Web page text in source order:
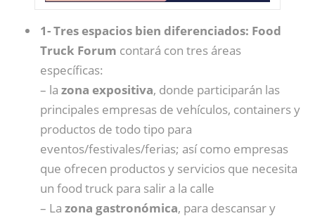
1- Tres espacios bien diferenciados: Food
Truck Forum contará con tres áreas
específicas:
– la zona expositiva, donde participarán las
principales empresas de vehículos, containers y
productos de todo tipo para
eventos/festivales/ferias; así como empresas
que ofrecen productos y servicios que necesita
un food truck para salir a la calle
– La zona gastronómica, para descansar y